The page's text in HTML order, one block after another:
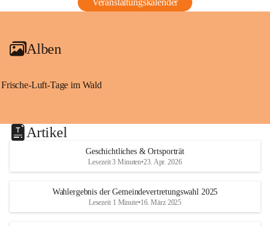
Veranstaltungskalender
Alben
Frische-Luft-Tage im Wald
Artikel
Geschichtliches & Ortsporträt
Lesezeit 3 Minuten•23. Apr. 2026
Wahlergebnis der Gemeindevertretungswahl 2025
Lesezeit 1 Minute•16. März 2025